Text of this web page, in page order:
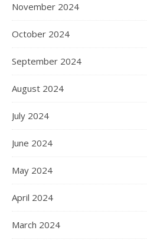
November 2024
October 2024
September 2024
August 2024
July 2024
June 2024
May 2024
April 2024
March 2024